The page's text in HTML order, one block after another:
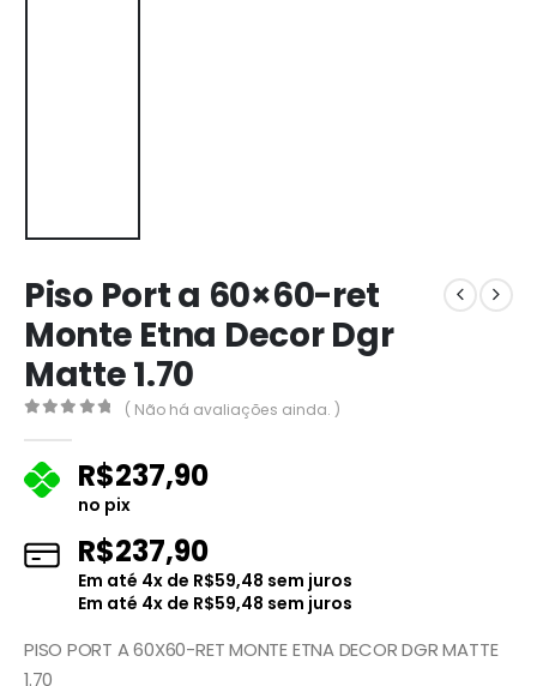
Piso Port a 60×60-ret
Monte Etna Decor Dgr
Matte 1.70
( Não há avaliações ainda. )
R$237,90
no pix
R$237,90
Em até 4x de R$59,48 sem juros
Em até 4x de R$59,48 sem juros
PISO PORT A 60X60-RET MONTE ETNA DECOR DGR MATTE
1.70